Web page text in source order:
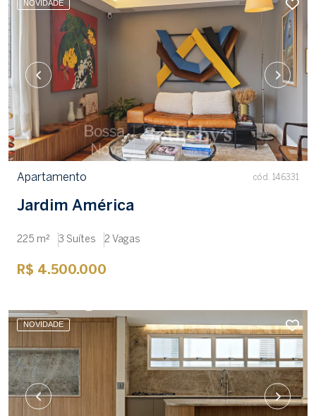
NOVIDADE
Apartamento cód. 146331
Jardim América
225 m² 3 Suítes 2 Vagas
R$ 4.500.000
NOVIDADE